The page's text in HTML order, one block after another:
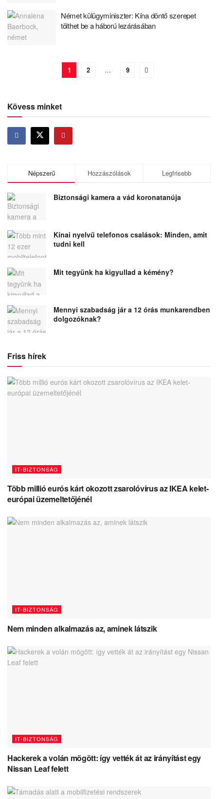
Német külügyminiszter: Kína döntő szerepet
tölthet be a háború lezárásában
1 2 … 9
Kövess minket
Népszerű Hozzászólások Legfrisebb
Biztonsági kamera a vád koronatanúja
Kínai nyelvű telefonos csalások: Minden, amit
tudni kell
Mit tegyünk ha kigyullad a kémény?
Mennyi szabadság jár a 12 órás munkarendben
dolgozóknak?
Friss hírek
IT-BIZTONSÁG
Több millió eurós kárt okozott zsarolóvírus az IKEA kelet-
európai üzemeltetőjénél
IT-BIZTONSÁG
Nem minden alkalmazás az, aminek látszik
IT-BIZTONSÁG
Hackerek a volán mögött: így vették át az irányítást egy
Nissan Leaf felett